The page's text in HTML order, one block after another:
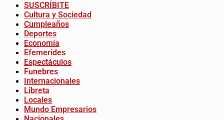
SUSCRÍBITE
Cultura y Sociedad
Cumpleaños
Deportes
Economía
Efemerides
Espectáculos
Funebres
Internacionales
Libreta
Locales
Mundo Empresarios